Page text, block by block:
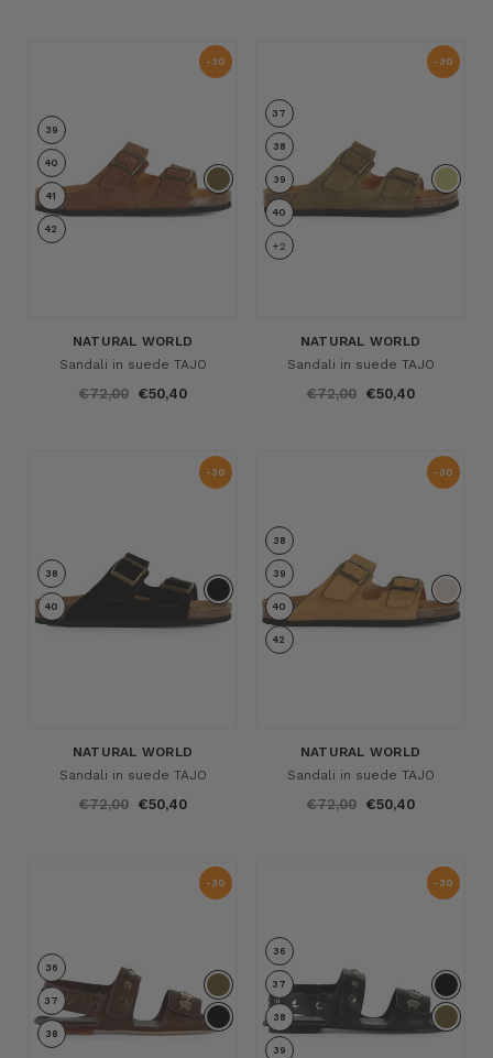
-30
39
40
41
42
NATURAL WORLD
Sandali in suede TAJO
€72,00 €50,40
-30
37
38
39
40
+2
NATURAL WORLD
Sandali in suede TAJO
€72,00 €50,40
-30
38
40
NATURAL WORLD
Sandali in suede TAJO
€72,00 €50,40
-30
38
39
40
42
NATURAL WORLD
Sandali in suede TAJO
€72,00 €50,40
-30
36
37
38
-30
36
37
38
39